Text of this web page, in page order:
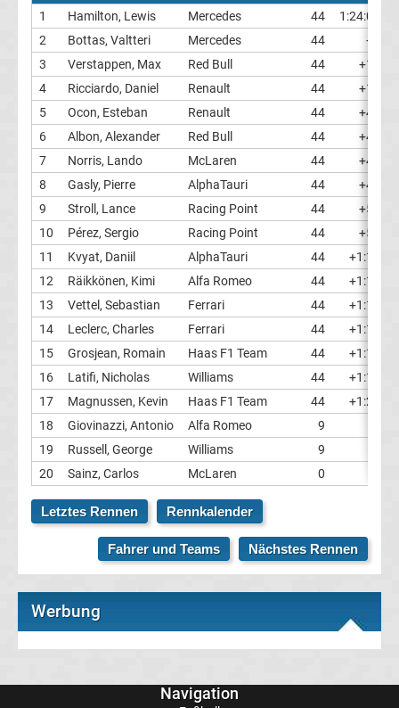
F1
Live
Ticker
Formel
1
heute
Ergebnisse
Top-
Aktuell
Bundesliga
Tabelle
Bundesliga
Ergebnisse
3.
1
Hamilton, Lewis Mercedes 44
2
Bottas, Valtteri Mercedes 44
3
Verstappen, Max Red Bull 44
4
Ricciardo, Daniel Renault 44
5
Ocon, Esteban Renault 44
6
Albon, Alexander Red Bull 44
7
Norris, Lando McLaren 44
8
Gasly, Pierre AlphaTauri 44
9
Stroll, Lance Racing Point 44
10
Pérez, Sergio Racing Point 44
11
Kvyat, Daniil AlphaTauri 44
12
Räikkönen, Kimi Alfa Romeo 44
13
Vettel, Sebastian Ferrari 44
14
Leclerc, Charles Ferrari 44
15
Grosjean, Romain Haas F1 Team 44
16
Latifi, Nicholas Williams 44
17
Magnussen, Kevin Haas F1 Team 44
18
Giovinazzi, Antonio Alfa Romeo
9
19
Russell, George Williams
9
20
Sainz, Carlos McLaren 0
Letztes Rennen Rennkalender
Nächstes Rennen
Fahrer und Teams
Werbung
Navigation